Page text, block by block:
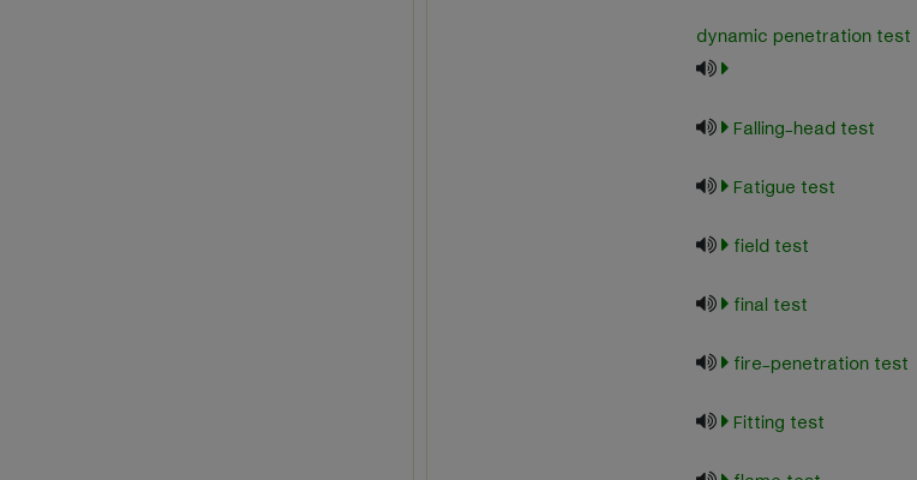
dynamic penetration test
Falling-head test
Fatigue test
field test
final test
fire-penetration test
Fitting test